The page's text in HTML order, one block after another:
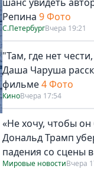
Репина 9 Фото
С.ПетербургВчера 19:21
"Там, где нет
Даша Чаруша
фильме4 Фото
КиноВчера 17:54
«Не хочу, чтобы он
Дональд Трамп
падения со сцены
Мировые новостиВчера